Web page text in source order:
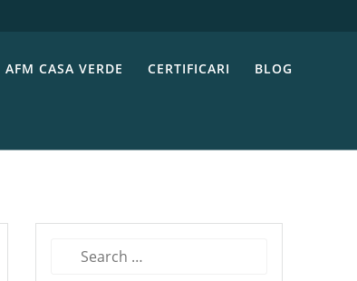
AFM CASA VERDE CERTIFICARI BLOG
2025
Search